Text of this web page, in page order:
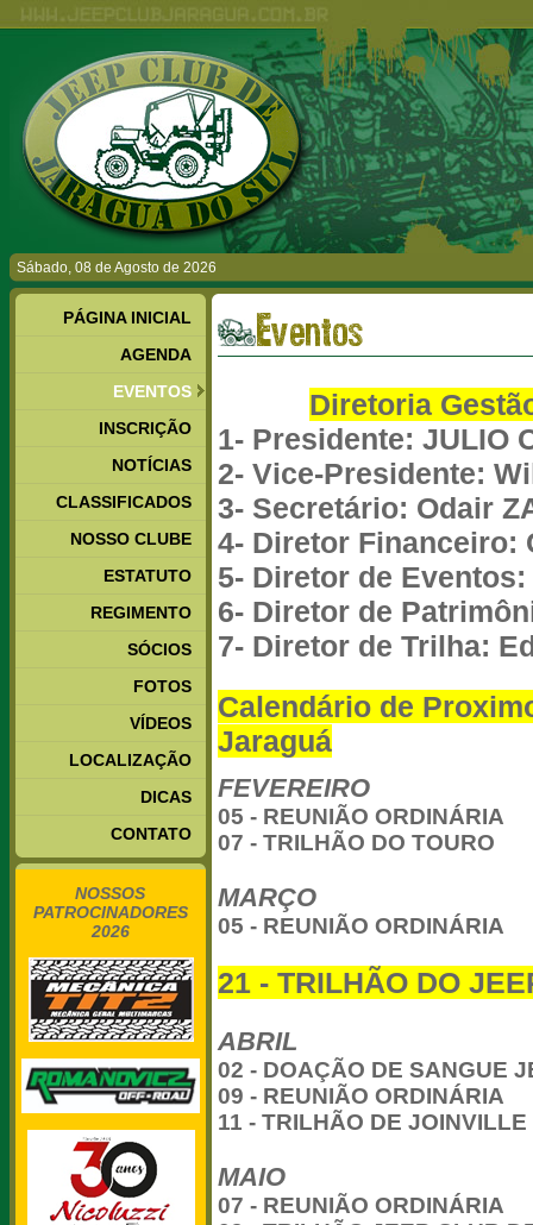
Sábado, 08 de Agosto de 2026
PÁGINA INICIAL
AGENDA
EVENTOS
INSCRIÇÃO
NOTÍCIAS
CLASSIFICADOS
NOSSO CLUBE
ESTATUTO
REGIMENTO
SÓCIOS
FOTOS
VÍDEOS
LOCALIZAÇÃO
DICAS
CONTATO
NOSSOS
PATROCINADORES
2026
Eventos
Diretoria
1- Presidente: JULIO
2- Vice-Presidente:
3- Secretário: Odair
4- Diretor Financeiro:
5- Diretor de
6- Diretor de
7- Diretor de Trilha:
Calendário de
Jaraguá
FEVEREIRO
05 - REUNIÃO ORDINÁRIA
07 - TRILHÃO DO TOURO
MARÇO
05 - REUNIÃO ORDINÁRIA
21 - TRILHÃO DO
ABRIL
02 - DOAÇÃO DE SANGUE
09 - REUNIÃO ORDINÁRIA
11 - TRILHÃO DE JOINVILLE
MAIO
07 - REUNIÃO ORDINÁRIA